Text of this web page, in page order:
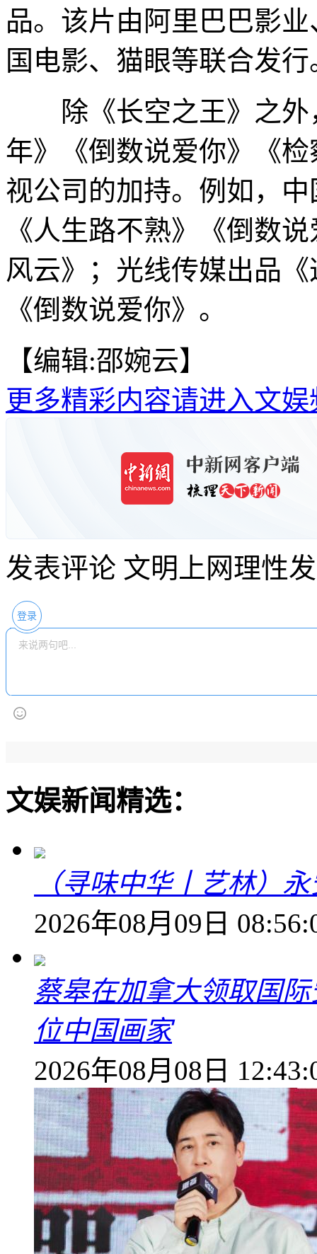
品。该片由阿里巴巴影
国电影、猫眼等联合发行
除《长空之王》之外
年》《倒数说爱你》《
视公司的加持。例如，
《人生路不熟》《倒数
风云》；光线传媒出品
《倒数说爱你》。
【编辑:邵婉云】
更多精彩内容请进入文娱
发表评论 文明上网理性
登录
文娱新闻精选：
（寻味中华丨艺林）
2026年08月09日
蔡皋在加拿大领取国
位中国画家
2026年08月08日